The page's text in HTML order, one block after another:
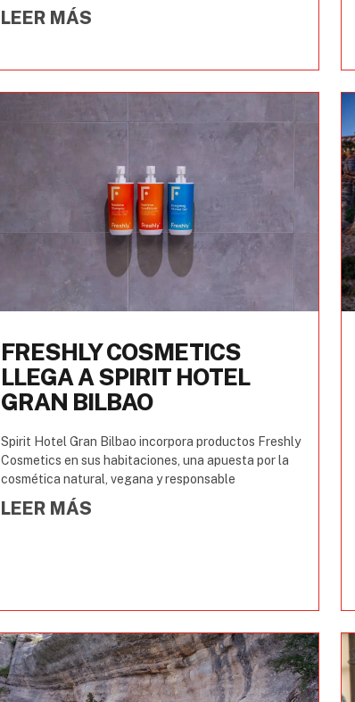
LEER MÁS
FRESHLY COSMETICS
LLEGA A SPIRIT HOTEL
GRAN BILBAO
Spirit Hotel Gran Bilbao incorpora productos Freshly
Cosmetics en sus habitaciones, una apuesta por la
cosmética natural, vegana y responsable
LEER MÁS